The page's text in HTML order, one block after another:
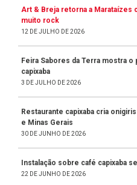
Art & Breja retorna a
muito rock
12 DE JULHO DE 2026
Feira Sabores da Terra mostra
capixaba
3 DE JULHO DE 2026
Restaurante capixaba cria
e Minas Gerais
30 DE JUNHO DE 2026
Instalação sobre café capixaba
22 DE JUNHO DE 2026